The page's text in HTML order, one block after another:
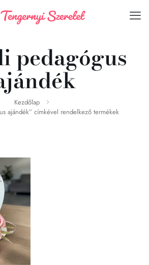
pedagógus
Kezdőlap
ajándék” címkével rendelkező termékek